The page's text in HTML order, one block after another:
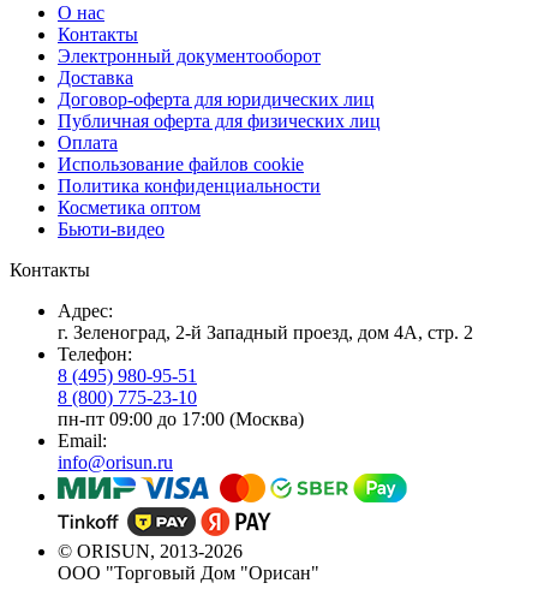
О нас
Контакты
Электронный документооборот
Доставка
Договор-оферта для юридических лиц
Публичная оферта для физических лиц
Оплата
Использование файлов cookie
Политика конфиденциальности
Косметика оптом
Бьюти-видео
Контакты
Адрес:
г. Зеленоград, 2-й Западный проезд, дом 4А, стр. 2
Телефон:
8 (495) 980-95-51
8 (800) 775-23-10
пн-пт 09:00 до 17:00 (Москва)
Email:
info@orisun.ru
© ORISUN, 2013-2026
ООО "Торговый Дом "Орисан"